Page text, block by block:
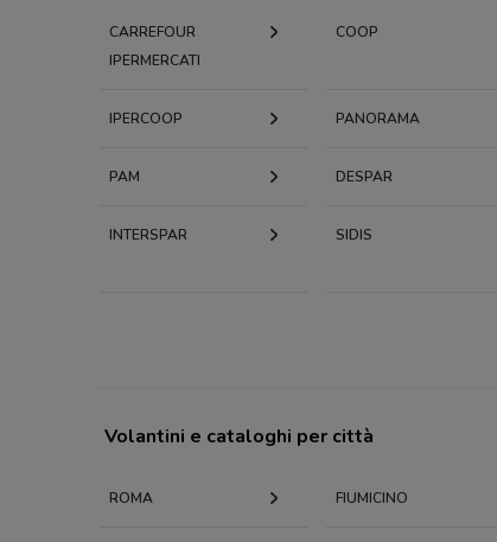
CARREFOUR
IPERMERCATI
COOP
IPERCOOP PANORAMA
PAM DESPAR
INTERSPAR SIDIS
Volantini e cataloghi per città
ROMA FIUMICINO